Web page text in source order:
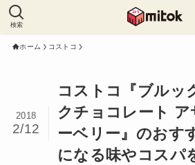
検索
ホーム コストコ
コストコ『ブルッ
クチョコレート
ーベリー』のおす
になる味やコスパ
2018
2/12